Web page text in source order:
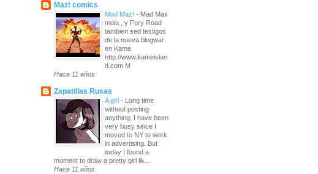
Maz! comics
Mad Maz! - Mad Max
mola , y Fury Road
tambien sed testigos
de la nueva blogwar
en Kame
http://www.kameislan
d.com M
Hace 11 años
Zapatillas Rusas
A girl -
Long time
without posting
anything; I have been
very busy since I
moved to NY to work
in advertising. But
today I found a
moment to draw a pretty girl lik...
Hace 11 años